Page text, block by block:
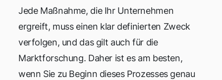
Jede Maßnahme, die Ihr Unternehmen
ergreift, muss einen klar definierten Zweck
verfolgen, und das gilt auch für die
Marktforschung. Daher ist es am besten,
wenn Sie zu Beginn dieses Prozesses genau